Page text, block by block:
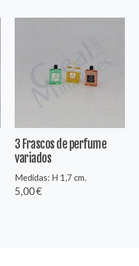
3 Frascos de perfume
variados
Medidas: H 1,7 cm.
5,00 €